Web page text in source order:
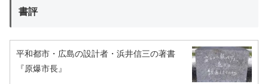
書評
平和都市・広島の設計者・浜井信三の著書
『原爆市長』